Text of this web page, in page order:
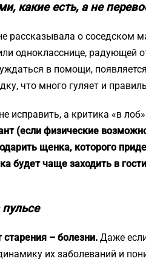
какие есть, а не
рассказывала о соседском
однокласснице, радующей
в помощи,
что много гуляет и
исправить, а критика «в
(если физические
щенка, которого
будет чаще заходить в
– болезни. Даже
их заболеваний и